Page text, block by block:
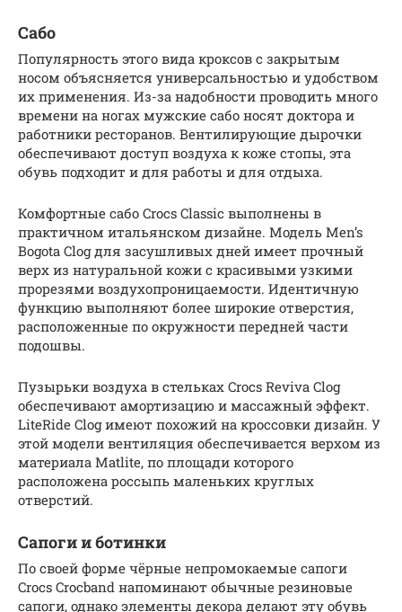
Сабо
Популярность этого вида кроксов с закрытым
носом объясняется универсальностью и удобством
их применения. Из-за надобности проводить много
времени на ногах мужские сабо носят доктора и
работники ресторанов. Вентилирующие дырочки
обеспечивают доступ воздуха к коже стопы, эта
обувь подходит и для работы и для отдыха.
Комфортные сабо Crocs Classic выполнены в
практичном итальянском дизайне. Модель Men’s
Bogota Clog для засушливых дней имеет прочный
верх из натуральной кожи с красивыми узкими
прорезями воздухопроницаемости. Идентичную
функцию выполняют более широкие отверстия,
расположенные по окружности передней части
подошвы.
Пузырьки воздуха в стельках Crocs Reviva Clog
обеспечивают амортизацию и массажный эффект.
LiteRide Clog имеют похожий на кроссовки дизайн. У
этой модели вентиляция обеспечивается верхом из
материала Matlite, по площади которого
расположена россыпь маленьких круглых
отверстий.
Сапоги и ботинки
По своей форме чёрные непромокаемые сапоги
Crocs Crocband напоминают обычные резиновые
сапоги, однако элементы декора делают эту обувь